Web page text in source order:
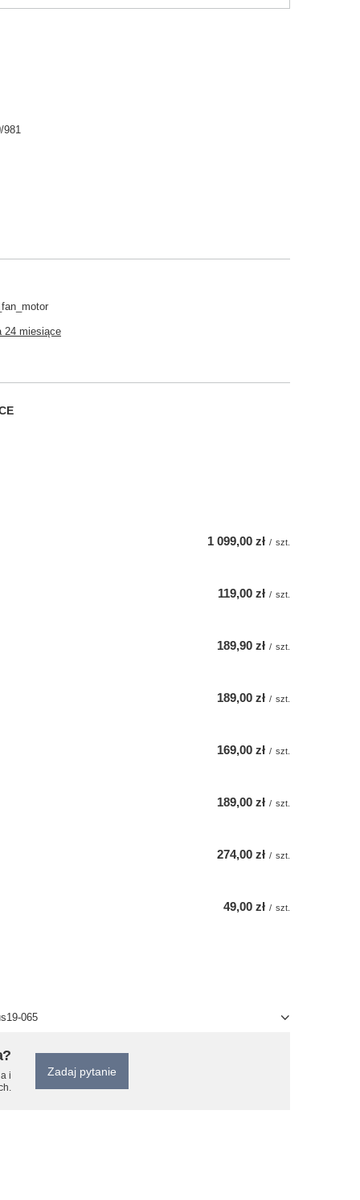
981
24 miesiące
1 099,00 zł / szt.
119,00 zł / szt.
189,90 zł / szt.
189,00 zł / szt.
169,00 zł / szt.
189,00 zł / szt.
274,00 zł / szt.
49,00 zł / szt.
065
i
Zadaj pytanie